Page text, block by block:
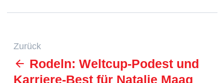
Zurück
Rodeln: Weltcup-Podest und
Karriere-Best für Natalie Maag